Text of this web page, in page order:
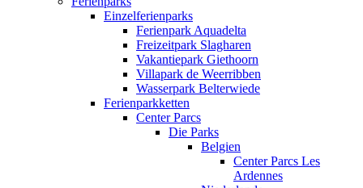
Einzelferienparks
Ferienpark Aquadelta
Freizeitpark Slagharen
Vakantiepark Giethoorn
Villapark de Weerribben
Wasserpark Belterwiede
Ferienparkketten
Center Parcs
Die Parks
Belgien
Center Parcs Les
Ardennes